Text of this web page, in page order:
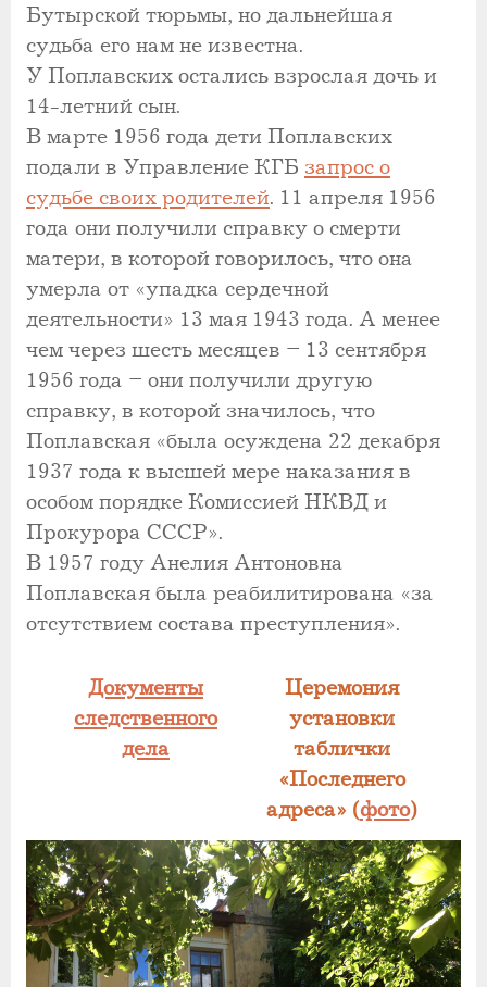
Бутырской тюрьмы, но дальнейшая
судьба его нам не известна.
У Поплавских остались взрослая дочь и
14-летний сын.
В марте 1956 года дети Поплавских
подали в Управление КГБ запрос о
судьбе своих родителей. 11 апреля 1956
года они получили справку о смерти
матери, в которой говорилось, что она
умерла от «упадка сердечной
деятельности» 13 мая 1943 года. А менее
чем через шесть месяцев – 13 сентября
1956 года – они получили другую
справку, в которой значилось, что
Поплавская «была осуждена 22 декабря
1937 года к высшей мере наказания в
особом порядке Комиссией НКВД и
Прокурора СССР».
В 1957 году Анелия Антоновна
Поплавская была реабилитирована «за
отсутствием состава преступления».
Документы
следственного
дела
Церемония
установки
таблички
«Последнего
адреса» (фото)